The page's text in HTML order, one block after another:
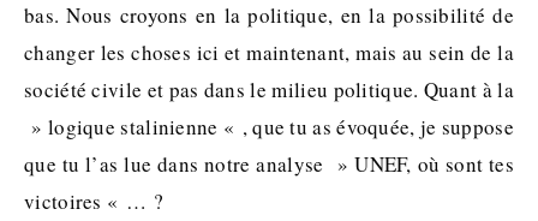
bas. Nous croyons en la politique, en la possibilité de
changer les choses ici et maintenant, mais au sein de la
société civile et pas dans le milieu politique. Quant à la
» logique stalinienne « , que tu as évoquée, je suppose
que tu l’as lue dans notre analyse » UNEF, où sont tes
victoires « … ?